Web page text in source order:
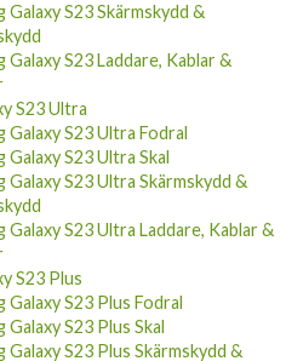
Galaxy S23 Skärmskydd &
Galaxy S23 Laddare, Kablar &
S23 Ultra
Galaxy S23 Ultra Fodral
Galaxy S23 Ultra Skal
Galaxy S23 Ultra Skärmskydd &
Galaxy S23 Ultra Laddare, Kablar &
S23 Plus
Galaxy S23 Plus Fodral
Galaxy S23 Plus Skal
Galaxy S23 Plus Skärmskydd &